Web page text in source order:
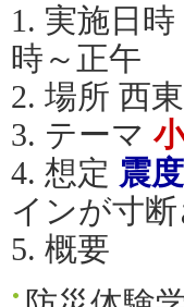
1. 実施日
時～正午
2. 場所 西
3. テーマ
4. 想定 震
インが寸
5. 概要